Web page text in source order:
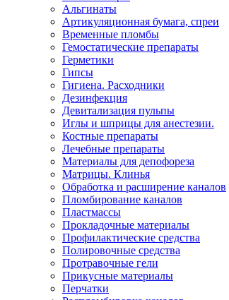
Альгинаты
Артикуляционная бумага, спреи
Временные пломбы
Гемостатические препараты
Герметики
Гипсы
Гигиена. Расходники
Дезинфекция
Девитализация пульпы
Иглы и шприцы для анестезии.
Костные препараты
Лечебные препараты
Материалы для депофореза
Матрицы. Клинья
Обработка и расширение каналов
Пломбирование каналов
Пластмассы
Прокладочные материалы
Профилактические средства
Полировочные средства
Протравочные гели
Прикусные материалы
Перчатки